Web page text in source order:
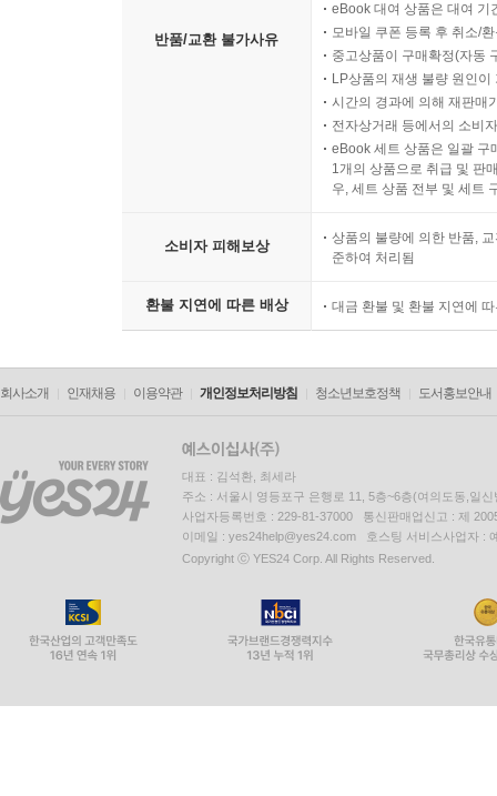
반품/교환 불가사유
eBook 대여 상품은 대여 기
모바일 쿠폰 등록 후 취소/
중고상품이 구매확정(자동
LP상품의 재생 불량 원인
시간의 경과에 의해 재판매
전자상거래 등에서의 소비
eBook 세트 상품은 일괄 구
1개의 상품으로 취급 및 판
우, 세트 상품 전부 및 세트
소비자 피해보상
상품의 불량에 의한 반품,
준하여 처리됨
환불 지연에 따른 배상 대금 환불 및 환불 지연에
회사소개 인재채용 이용약관 개인정보처리방침 청소년보호정책 도서홍보안내
대표 : 김석환, 최세라
주소 : 서울시 영등포구 은행로 11, 5층~6층(여의도동,일신
사업자등록번호 : 229-81-37000 통신판매업신고 : 제
이메일 : yes24help@yes24.com 호스팅 서비스사업자 :
Copyright ⓒ YES24 Corp. All Rights Reserved.